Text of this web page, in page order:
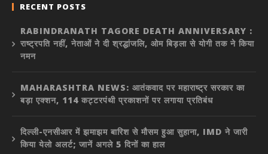
RECENT POSTS
RABINDRANATH TAGORE DEATH ANNIVERSARY :
राष्ट्रपति नहीं, नेताओं ने दी श्रद्धांजलि, ओम बिड़ला से योगी तक ने किया
नमन
MAHARASHTRA NEWS: आतंकवाद पर महाराष्ट्र सरकार का
बड़ा एक्शन, 114 कट्टरपंथी प्रकाशनों पर लगाया प्रतिबंध
दिल्ली-एनसीआर में झमाझम बारिश से मौसम हुआ सुहाना, IMD ने जारी
किया येलो अलर्ट; जानें अगले 5 दिनों का हाल